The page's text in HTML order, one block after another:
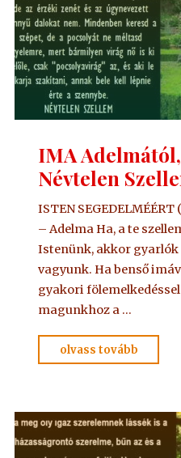
IMA
Névtelen
ISTEN
– Adelma Ha, a te
Istenünk, akkor gyarlók
vagyunk. Ha benső
gyakori
magunkhoz a …
olvass tovább
a